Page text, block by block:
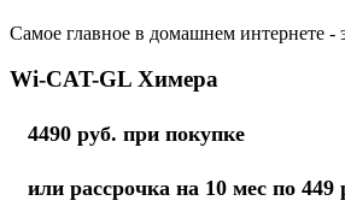
Самое главное в домашнем интернете -
Wi-CAT-GL Химера
4490 руб. при покупке
или рассрочка на 10 мес по 449